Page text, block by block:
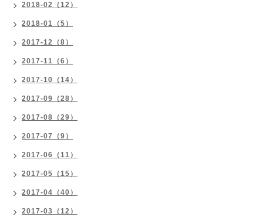
2018-02（12）
2018-01（5）
2017-12（8）
2017-11（6）
2017-10（14）
2017-09（28）
2017-08（29）
2017-07（9）
2017-06（11）
2017-05（15）
2017-04（40）
2017-03（12）